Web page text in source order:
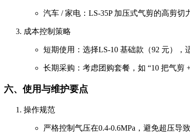
汽车 / 家电：LS-35P 加压式气剪的高剪
成本控制策略
短期使用：选择LS-10 基础款（92 元），
长期采购：考虑团购套餐，如 “10 把气剪
六、使用与维护要点
操作规范
严格控制气压在0.4-0.6MPa，避免超压导